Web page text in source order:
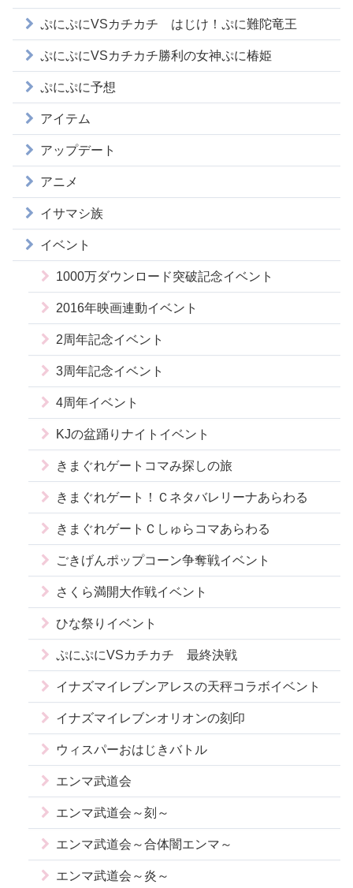
ぷにぷにVSカチカチ はじけ！ぷに難陀竜王
ぷにぷにVSカチカチ勝利の女神ぷに椿姫
ぷにぷに予想
アイテム
アップデート
アニメ
イサマシ族
イベント
1000万ダウンロード突破記念イベント
2016年映画連動イベント
2周年記念イベント
3周年記念イベント
4周年イベント
KJの盆踊りナイトイベント
きまぐれゲートコマみ探しの旅
きまぐれゲート！Ｃネタバレリーナあらわる
きまぐれゲートＣしゅらコマあらわる
ごきげんポップコーン争奪戦イベント
さくら満開大作戦イベント
ひな祭りイベント
ぷにぷにVSカチカチ 最終決戦
イナズマイレブンアレスの天秤コラボイベント
イナズマイレブンオリオンの刻印
ウィスパーおはじきバトル
エンマ武道会
エンマ武道会～刻～
エンマ武道会～合体闇エンマ～
エンマ武道会～炎～